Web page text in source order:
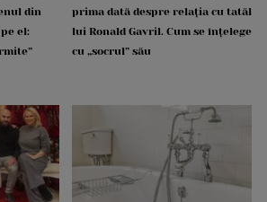
din
el:
prima dată despre relația cu tatăl
lui Ronald Gavril. Cum se înțelege
cu „socrul” său